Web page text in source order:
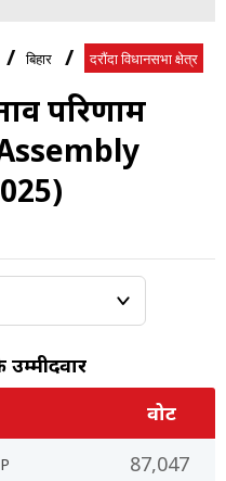
बिहार दरौंदा विधानसभा क्षेत्र
परिणाम
वोट
87,047